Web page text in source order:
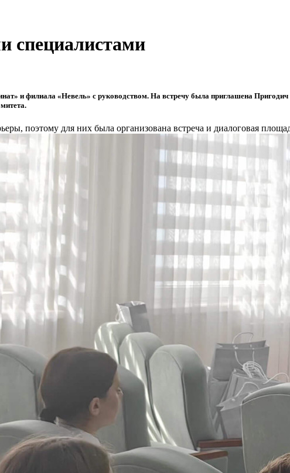
специалистами
и филиала «Невель» с руководством. На встречу была приглашена
поэтому для них была организована встреча и диалоговая